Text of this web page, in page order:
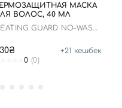
МАСКА
ВОЛОС, 40 МЛ
GUARD NO-WASH
+21 кешбек
0 (0)
e-mail